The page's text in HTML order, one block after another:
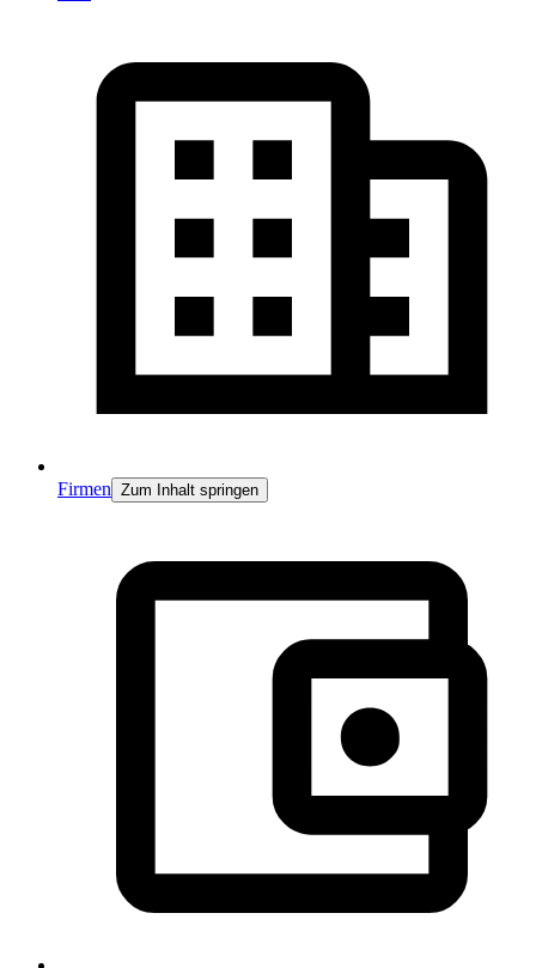
Firmen Zum Inhalt springen